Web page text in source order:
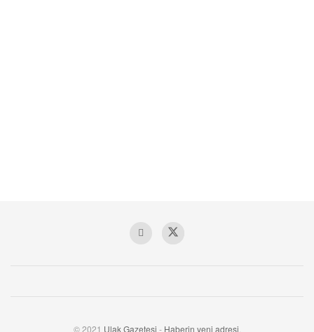
© 2021 Ulak Gazetesi - Haberin yeni adresi